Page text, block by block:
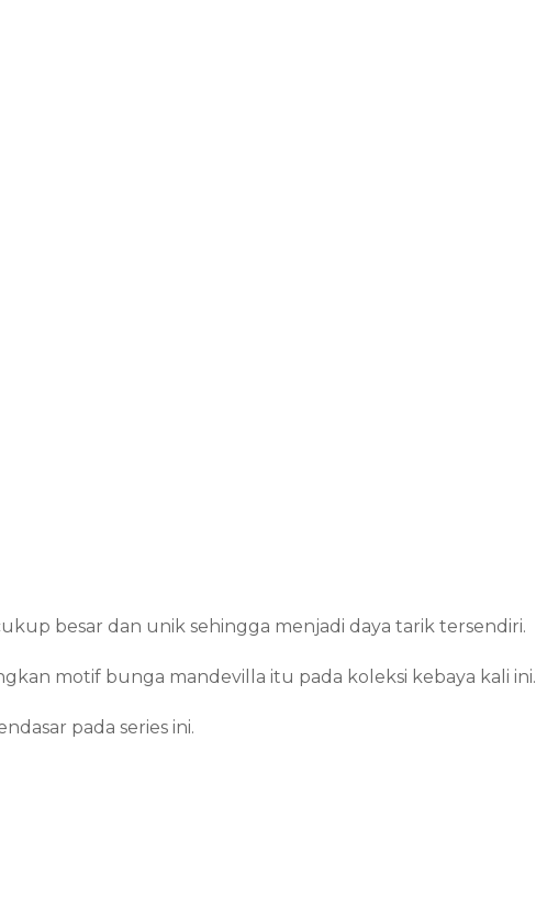
besar dan unik sehingga menjadi daya tarik tersendiri.
motif bunga mandevilla itu pada koleksi kebaya kali ini.
pada series ini.